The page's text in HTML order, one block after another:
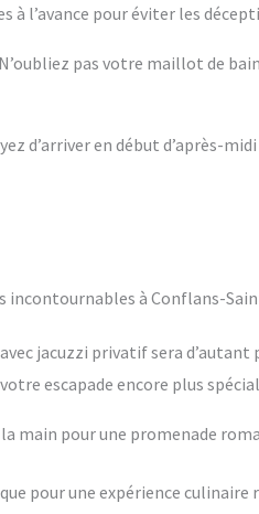
à l’avance pour éviter les
pas votre maillot de
d’arriver en début d’après-
incontournables à Conflans-
jacuzzi privatif sera
escapade encore plus
main pour une promenade
pour une expérience culinaire